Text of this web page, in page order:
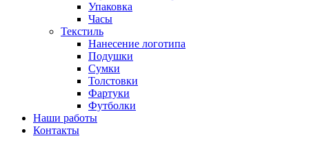
Упаковка
Часы
Текстиль
Нанесение логотипа
Подушки
Сумки
Толстовки
Фартуки
Футболки
Наши работы
Контакты